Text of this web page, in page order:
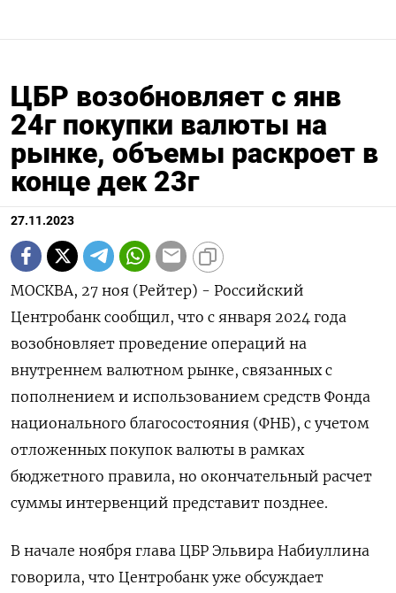
ЦБР возобновляет с янв
24г покупки валюты на
рынке, объемы раскроет в
конце дек 23г
27.11.2023
МОСКВА, 27 ноя (Рейтер) - Российский
Центробанк сообщил, что с января 2024 года
возобновляет проведение операций на
внутреннем валютном рынке, связанных с
пополнением и использованием средств Фонда
национального благосостояния (ФНБ), с учетом
отложенных покупок валюты в рамках
бюджетного правила, но окончательный расчет
суммы интервенций представит позднее.
В начале ноября глава ЦБР Эльвира Набиуллина
говорила, что Центробанк уже обсуждает